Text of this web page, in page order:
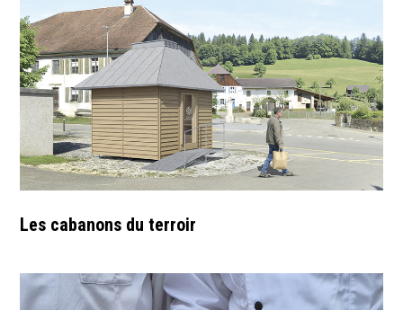
Les cabanons du terroir